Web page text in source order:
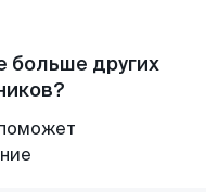
больше других